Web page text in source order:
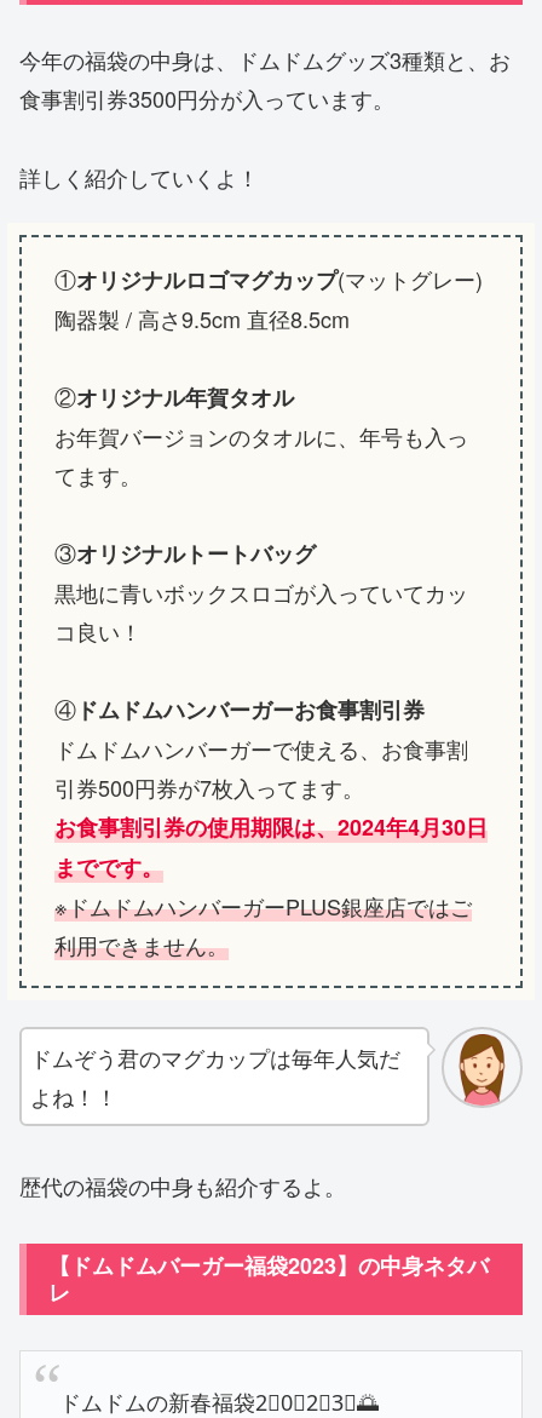
今年の福袋の中身は、ドムドムグッズ3種類と、お
食事割引券3500円分が入っています。
詳しく紹介していくよ！
①オリジナルロゴマグカップ(マットグレー)
陶器製 / 高さ9.5cm 直径8.5cm
②オリジナル年賀タオル
お年賀バージョンのタオルに、年号も入っ
てます。
③オリジナルトートバッグ
黒地に青いボックスロゴが入っていてカッ
コ良い！
④ ドムドムハンバーガーお食事割引券
ドムドムハンバーガーで使える、お食事割
引券500円券が7枚入ってます。
お食事割引券の使用期限は、2024年4月30日
までです。
※ドムドムハンバーガーPLUS銀座店ではご
利用できません。
ドムぞう君のマグカップは毎年人気だ
よね！！
歴代の福袋の中身も紹介するよ。
【ドムドムバーガー福袋2023】の中身ネタバ
レ
ドムドムの新春福袋2⃣0⃣2⃣3⃣🌅